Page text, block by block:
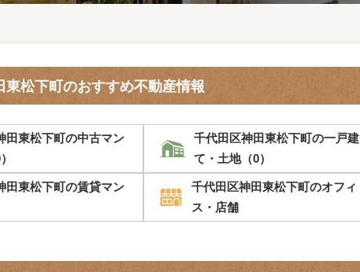
東松下町のおすすめ不動産情報
田東松下町の中古マン
千代田区神田東松下町の一戸建
て・土地（0）
田東松下町の賃貸マン
千代田区神田東松下町のオフィ
ス・店舗